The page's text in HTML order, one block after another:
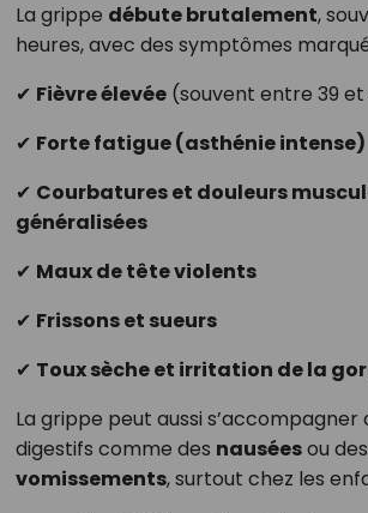
La grippe débute brutalement,
heures, avec des symptômes
✔ Fièvre élevée(souvent entre 39 et
✔ Forte fatigue (asthénie intense)
✔ Courbatures et douleurs
généralisées
✔ Maux de tête violents
✔ Frissons et sueurs
✔ Toux sèche et irritation de la
La grippe peut aussi s’accompagner
digestifs comme des nauséesou des
vomissements, surtout chez les